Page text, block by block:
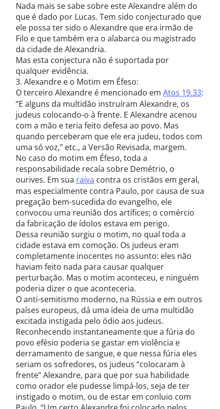
Nada mais se sabe sobre este Alexandre além do
que é dado por Lucas. Tem sido conjecturado que
ele possa ter sido o Alexandre que era irmão de
Filo e que também era o alabarca ou magistrado
da cidade de Alexandria.
Mas esta conjectura não é suportada por
qualquer evidência.
3. Alexandre e o Motim em Éfeso:
O terceiro Alexandre é mencionado em Atos 19.33:
“E alguns da multidão instruíram Alexandre, os
judeus colocando-o à frente. E Alexandre acenou
com a mão e teria feito defesa ao povo. Mas
quando perceberam que ele era judeu, todos com
uma só voz,” etc., a Versão Revisada, margem.
No caso do motim em Éfeso, toda a
responsabilidade recaía sobre Demétrio, o
ourives. Em sua raiva contra os cristãos em geral,
mas especialmente contra Paulo, por causa de sua
pregação bem-sucedida do evangelho, ele
convocou uma reunião dos artífices; o comércio
da fabricação de ídolos estava em perigo.
Dessa reunião surgiu o motim, no qual toda a
cidade estava em comoção. Os judeus eram
completamente inocentes no assunto: eles não
haviam feito nada para causar qualquer
perturbação. Mas o motim aconteceu, e ninguém
poderia dizer o que aconteceria.
O anti-semitismo moderno, na Rússia e em outros
países europeus, dá uma ideia de uma multidão
excitada instigada pelo ódio aos judeus.
Reconhecendo instantaneamente que a fúria do
povo efésio poderia se gastar em violência e
derramamento de sangue, e que nessa fúria eles
seriam os sofredores, os judeus “colocaram à
frente” Alexandre, para que por sua habilidade
como orador ele pudesse limpá-los, seja de ter
instigado o motim, ou de estar em conluio com